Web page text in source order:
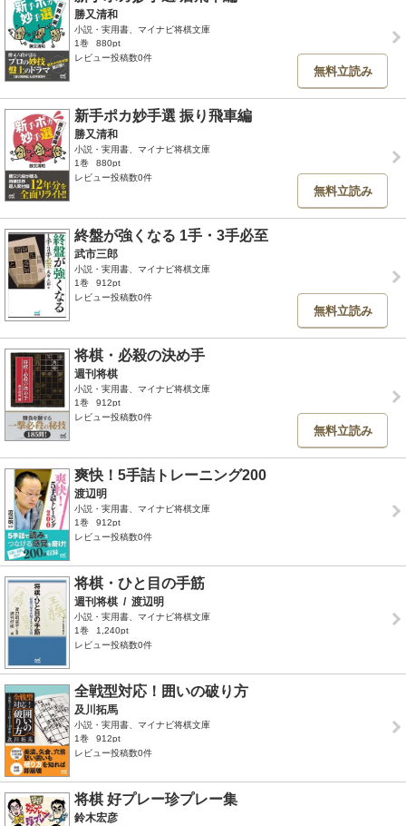
勝又清和
小説・実用書、マイナビ将棋文庫
1巻
880pt
レビュー投稿数0件
無料立読み
新手ポカ妙手選 振り飛車編
勝又清和
小説・実用書、マイナビ将棋文庫
1巻
880pt
レビュー投稿数0件
無料立読み
終盤が強くなる 1手・3手必至
武市三郎
小説・実用書、マイナビ将棋文庫
1巻
912pt
レビュー投稿数0件
無料立読み
将棋・必殺の決め手
週刊将棋
小説・実用書、マイナビ将棋文庫
1巻
912pt
レビュー投稿数0件
無料立読み
爽快！5手詰トレーニング200
渡辺明
小説・実用書、マイナビ将棋文庫
1巻
912pt
レビュー投稿数0件
将棋・ひと目の手筋
週刊将棋 / 渡辺明
小説・実用書、マイナビ将棋文庫
1巻
1,240pt
レビュー投稿数0件
全戦型対応！囲いの破り方
及川拓馬
小説・実用書、マイナビ将棋文庫
1巻
912pt
レビュー投稿数0件
将棋 好プレー珍プレー集
鈴木宏彦